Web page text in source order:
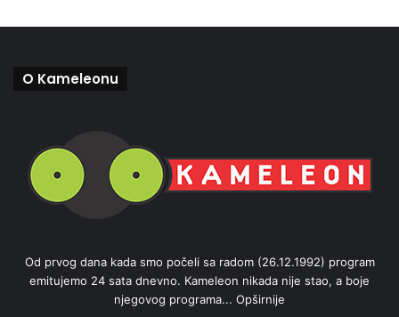
O Kameleonu
Od prvog dana kada smo počeli sa radom (26.12.1992) program
emitujemo 24 sata dnevno. Kameleon nikada nije stao, a boje
njegovog programa... Opširnije